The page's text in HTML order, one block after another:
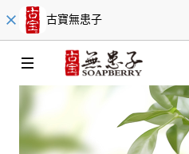
古寶無患子